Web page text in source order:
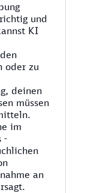
und
KI
oder zu
deinen
müssen
im
-
an